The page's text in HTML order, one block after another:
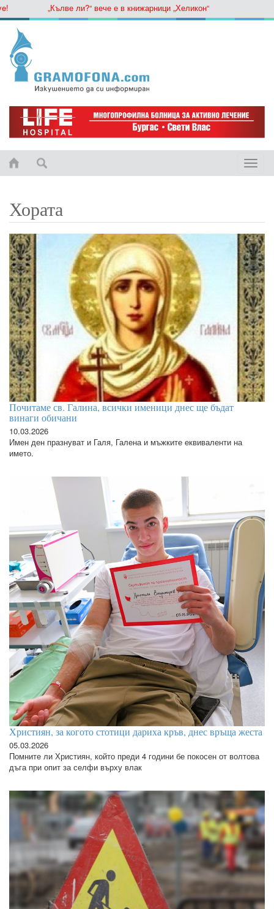
„Кълве ли?“ вече е в книжарници „Хеликон“
Toggle
Хората
Почитаме св. Галина, всички именици днес ще бъдат
винаги обичани
10.03.2026
Имен ден празнуват и Галя, Галена и мъжките еквиваленти на
името.
Християн, за когото стотици дариха кръв, днес връща жеста
05.03.2026
Помните ли Християн, който преди 4 години бе покосен от волтова
дъга при опит за селфи върху влак